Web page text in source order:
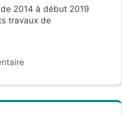
2014 à début 2019
travaux de